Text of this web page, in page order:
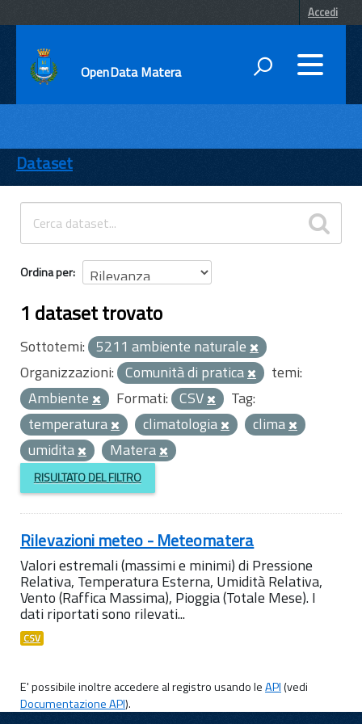
Accedi
OpenData Matera
ENTI
TEMI
INFORMAZIONI
Dataset
Ordina per
1 dataset trovato
Sottotemi: 5211 ambiente naturale
Organizzazioni: Comunità di pratica
temi:
Ambiente
Formati: CSV
Tag:
temperatura
climatologia
clima
umidita
Matera
RISULTATO DEL FILTRO
Rilevazioni meteo - Meteomatera
Valori estremali (massimi e minimi) di Pressione
Relativa, Temperatura Esterna, Umidità Relativa,
Vento (Raffica Massima), Pioggia (Totale Mese). I
dati riportati sono rilevati...
CSV
E' possibile inoltre accedere al registro usando leAPI(vedi
Documentazione API).